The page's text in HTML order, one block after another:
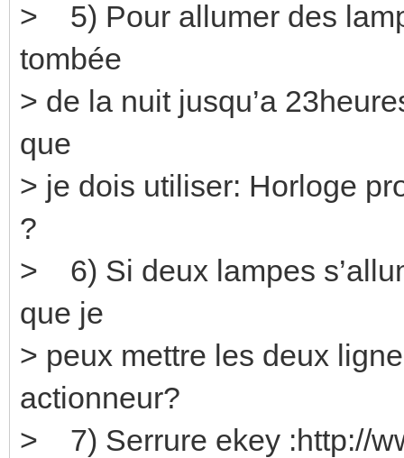
> 5) Pour allumer des
tombée
> de la nuit jusqu’a
que
> je dois utiliser: Horloge
?
> 6) Si deux lampes
que je
> peux mettre les deux
actionneur?
> 7) Serrure ekey :http://